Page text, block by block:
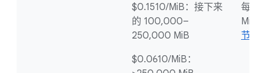
$0.1510/MiB：接下来
的 100,000–
250,000 MiB
$0.0610/MiB：
每个
MiB
节数